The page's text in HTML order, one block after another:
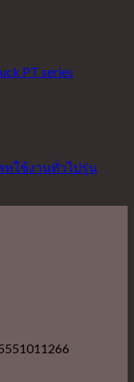
ทใช้งานทั่วไปรุ่น